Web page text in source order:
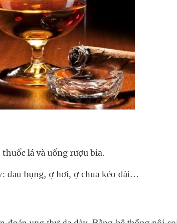
lá và uống rượu bia.
đau bụng, ợ hơi, ợ chua kéo dài…